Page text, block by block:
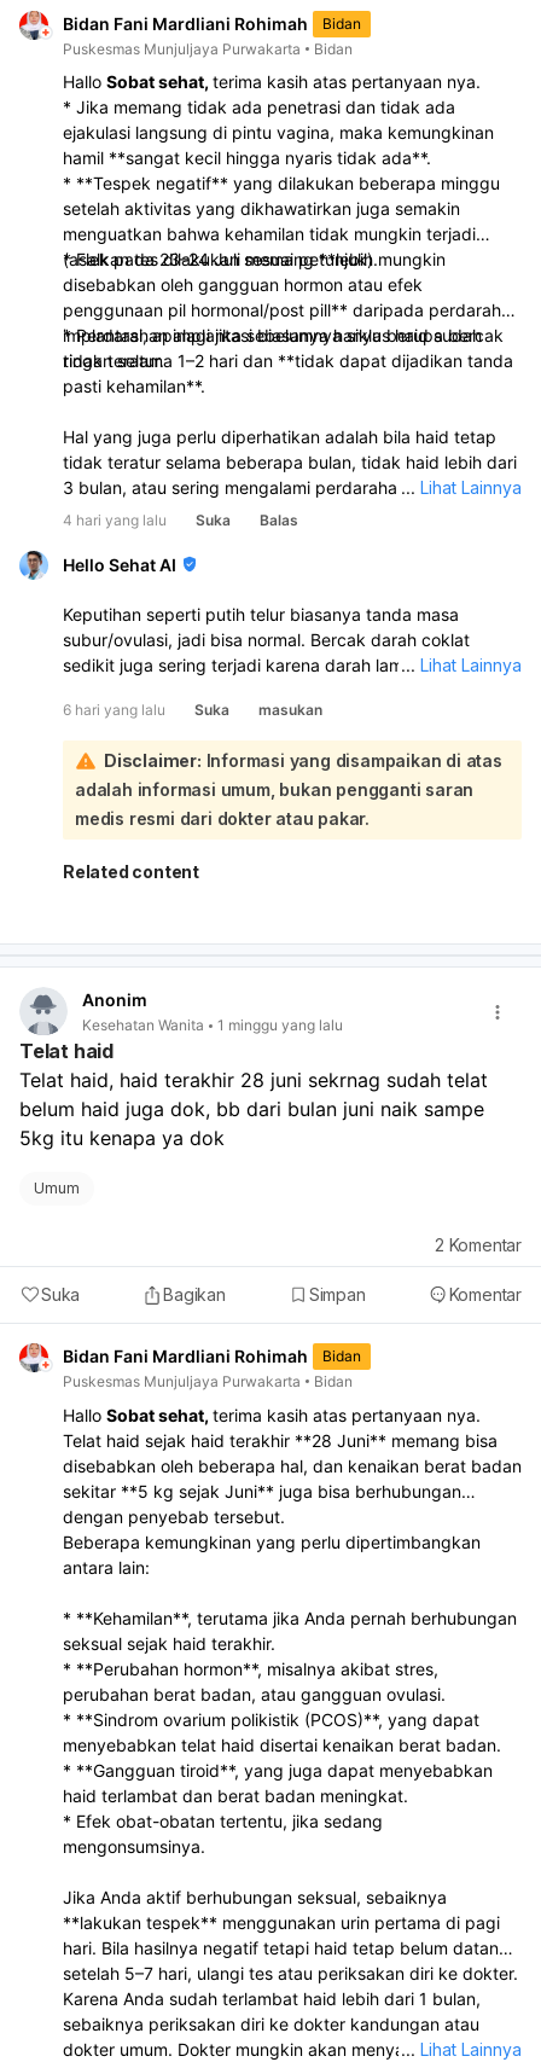
Bidan Fani Mardliani Rohimah
Bidan
Puskesmas Munjuljaya Purwakarta
Bidan
Hallo Sobat sehat, terima kasih atas pertanyaan nya.
* Jika memang tidak ada penetrasi dan tidak ada
ejakulasi langsung di pintu vagina, maka kemungkinan
hamil **sangat kecil hingga nyaris tidak ada**.
* **Tespek negatif** yang dilakukan beberapa minggu
setelah aktivitas yang dikhawatirkan juga semakin
menguatkan bahwa kehamilan tidak mungkin terjadi
(asalkan tes dilakukan sesuai petunjuk).
* Flek pada 23–24 Juli memang **lebih mungkin
disebabkan oleh gangguan hormon atau efek
penggunaan pil hormonal/post pill** daripada perdarahan
implantasi, apalagi jika sebelumnya siklus haid sudah
tidak teratur.
* Perdarahan implantasi biasanya hanya berupa bercak
ringan selama 1–2 hari dan **tidak dapat dijadikan tanda
pasti kehamilan**.
Hal yang juga perlu diperhatikan adalah bila haid tetap
tidak teratur selama beberapa bulan, tidak haid lebih dari
3 bulan, atau sering mengalami perdarahan di luar siklus,
sebaiknya periksa ke dokter kandungan agar dapat
gangguan tiroid, atau penyebab lainnya.
... Lihat Lainnya
4 hari yang lalu Suka Balas
Hello Sehat AI
Keputihan seperti putih telur biasanya tanda masa
subur/ovulasi, jadi bisa normal. Bercak darah coklat
sedikit juga sering terjadi karena darah lama yang keluar
Kalau haid Anda selesai tanggal 25, lalu sekarang keluar
keputihan putih telur dengan sedikit bercak coklat, itu
bisa saja masih dalam perubahan hormon setelah haid
atau mendekati masa subur. Selama tidak berbau tidak
sedap, tidak gatal, tidak nyeri perut bawah, dan tidak
keluar banyak darah, biasanya tidak berbahaya. Namun,
kalau bercaknya makin banyak, berulang terus, disertai
kandungan atau dokter umum.
... Lihat Lainnya
6 hari yang lalu Suka masukan
Disclaimer: Informasi yang disampaikan di atas
adalah informasi umum, bukan pengganti saran
medis resmi dari dokter atau pakar.
Related content
Anonim
Kesehatan Wanita 1 minggu yang lalu
Telat haid
Telat haid, haid terakhir 28 juni sekrnag sudah telat
belum haid juga dok, bb dari bulan juni naik sampe
5kg itu kenapa ya dok
Umum
Suka Bagikan Simpan Komentar
2 Komentar
Bidan Fani Mardliani Rohimah
Bidan
Puskesmas Munjuljaya Purwakarta
Bidan
Hallo Sobat sehat, terima kasih atas pertanyaan nya.
Telat haid sejak haid terakhir **28 Juni** memang bisa
disebabkan oleh beberapa hal, dan kenaikan berat badan
sekitar **5 kg sejak Juni** juga bisa berhubungan
dengan penyebab tersebut.
Beberapa kemungkinan yang perlu dipertimbangkan
antara lain:
* **Kehamilan**, terutama jika Anda pernah berhubungan
seksual sejak haid terakhir.
* **Perubahan hormon**, misalnya akibat stres,
perubahan berat badan, atau gangguan ovulasi.
* **Sindrom ovarium polikistik (PCOS)**, yang dapat
menyebabkan telat haid disertai kenaikan berat badan.
* **Gangguan tiroid**, yang juga dapat menyebabkan
haid terlambat dan berat badan meningkat.
* Efek obat-obatan tertentu, jika sedang
mengonsumsinya.
Jika Anda aktif berhubungan seksual, sebaiknya
**lakukan tespek** menggunakan urin pertama di pagi
hari. Bila hasilnya negatif tetapi haid tetap belum datang
setelah 5–7 hari, ulangi tes atau periksakan diri ke dokter.
Karena Anda sudah terlambat haid lebih dari 1 bulan,
sebaiknya periksakan diri ke dokter kandungan atau
dokter umum. Dokter mungkin akan menyarankan
... Lihat Lainnya